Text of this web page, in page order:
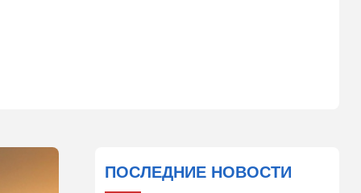
ПОСЛЕДНИЕ НОВОСТИ